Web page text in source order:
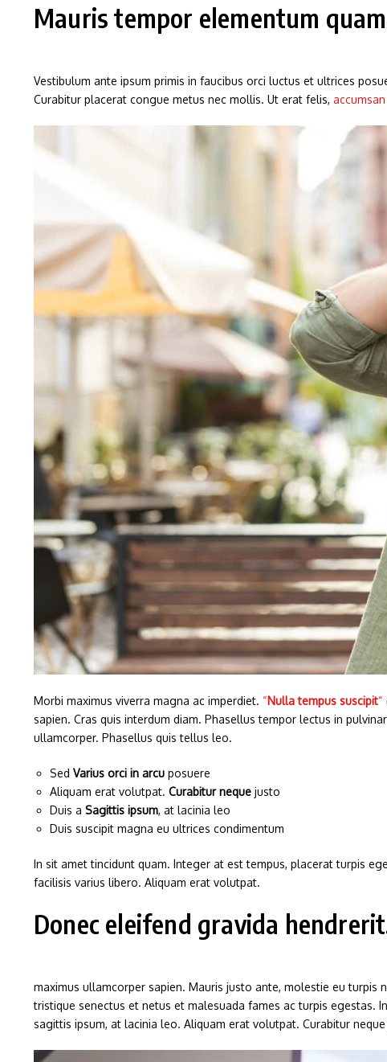
Mauris tempor elementum
Vestibulum ante ipsum primis in faucibus orci luctus et ultrices
Curabitur placerat congue metus nec mollis. Ut erat felis,
Morbi maximus viverra magna ac imperdiet. “Nulla tempus suscipit“
sapien. Cras quis interdum diam. Phasellus tempor lectus in
ullamcorper. Phasellus quis tellus leo.
Sed Varius orci in arcu posuere
Aliquam erat volutpat. Curabitur neque justo
Duis a Sagittis ipsum, at lacinia leo
Duis suscipit magna eu ultrices condimentum
In sit amet tincidunt quam. Integer at est tempus, placerat turpis
facilisis varius libero. Aliquam erat volutpat.
Donec eleifend gravida
maximus ullamcorper sapien. Mauris justo ante, molestie eu turpis
tristique senectus et netus et malesuada fames ac turpis egestas.
sagittis ipsum, at lacinia leo. Aliquam erat volutpat. Curabitur